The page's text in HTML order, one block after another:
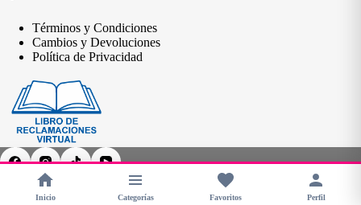
Términos y Condiciones
Cambios y Devoluciones
Política de Privacidad
Copyright © 2026 - CHERIMOYA Perú
Inicio Categorías Favoritos Perfil